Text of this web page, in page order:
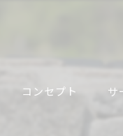
コンセプト サ